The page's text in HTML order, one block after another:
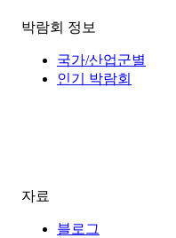
박람회 정보
국가/산업군별
인기 박람회
자료
블로그